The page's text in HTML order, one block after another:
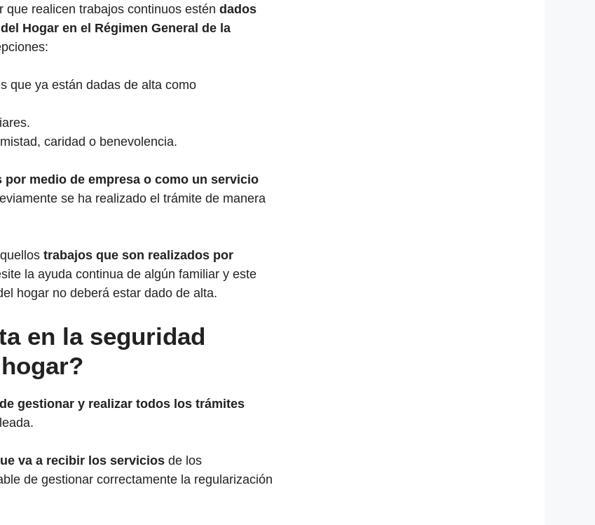
realicen trabajos continuos estén dados
Hogar en el Régimen General de la
que ya están dadas de alta como
caridad o benevolencia.
por medio de empresa o como un servicio
se ha realizado el trámite de manera
trabajos que son realizados por
la ayuda continua de algún familiar y este
hogar no deberá estar dado de alta.
en la seguridad
gestionar y realizar todos los trámites
va a recibir los servicios de los
de gestionar correctamente la regularización